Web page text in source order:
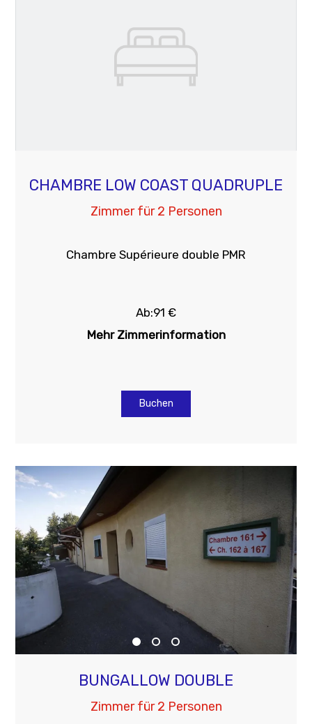
CHAMBRE LOW COAST QUADRUPLE
Zimmer für 2 Personen
Chambre Supérieure double PMR
Ab:91 €
Mehr Zimmerinformation
Buchen
BUNGALLOW DOUBLE
Zimmer für 2 Personen